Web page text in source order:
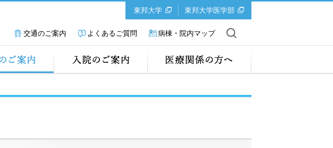
東邦大学 東邦大学医学部
交通のご案内 よくあるご質問 病棟・院内マップ